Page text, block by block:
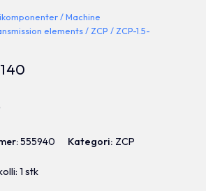
/Machine
elements/ ZCP / ZCP-1.5-
555940 Kategori: ZCP
1 stk